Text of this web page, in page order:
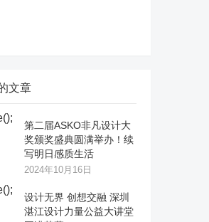
文章
第二届ASKO非凡设计大
奖颁奖盛典圆满举办！续
写明日感质生活
2024年10月16日
设计无界 创想交融 深圳
湛江设计力量公益大讲堂